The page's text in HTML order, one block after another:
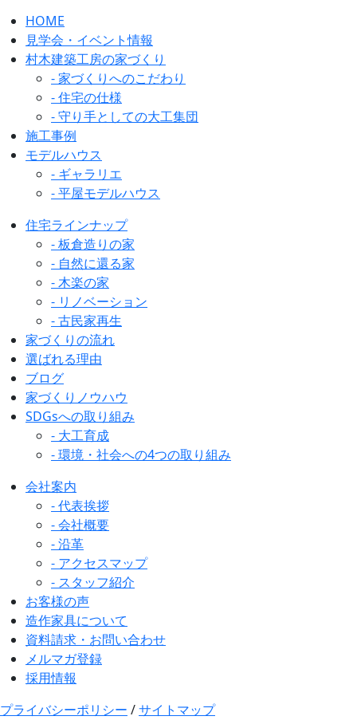
HOME
見学会・イベント情報
村木建築工房の家づくり
- 家づくりへのこだわり
- 住宅の仕様
- 守り手としての大工集団
施工事例
モデルハウス
- ギャラリエ
- 平屋モデルハウス
住宅ラインナップ
- 板倉造りの家
- 自然に還る家
- 木楽の家
- リノベーション
- 古民家再生
家づくりの流れ
選ばれる理由
ブログ
家づくりノウハウ
SDGsへの取り組み
- 大工育成
- 環境・社会への4つの取り組み
会社案内
- 代表挨拶
- 会社概要
- 沿革
- アクセスマップ
- スタッフ紹介
お客様の声
造作家具について
資料請求・お問い合わせ
メルマガ登録
採用情報
プライバシーポリシー /サイトマップ